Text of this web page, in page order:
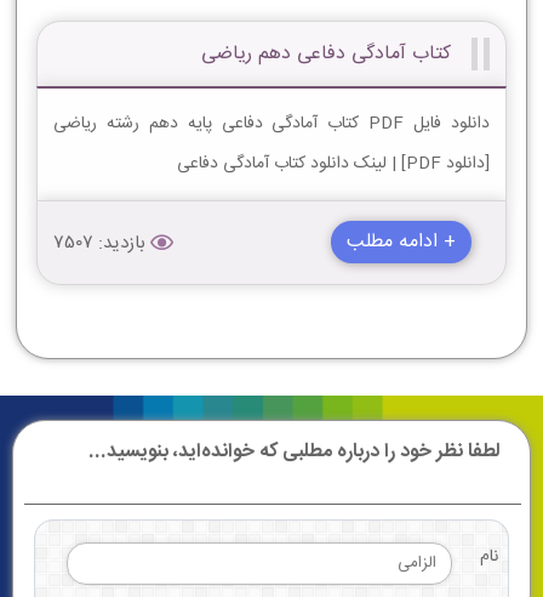
کتاب آمادگی دفاعی دهم ریاضی
دانلود فایل PDF کتاب آمادگی دفاعی پایه دهم رشته ریاضی
[دانلود PDF] | لینک دانلود کتاب آمادگی دفاعی
+ ادامه مطلب بازدید: 7507
لطفا نظر خود را درباره مطلبی که خوانده‌اید، بنویسید...
نام